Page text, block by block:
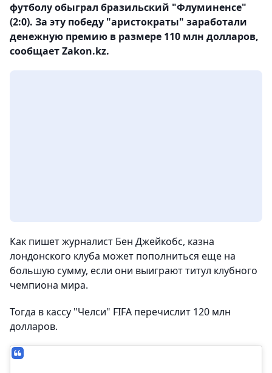
футболу обыграл бразильский "Флуминенсе"
(2:0). За эту победу "аристократы" заработали
денежную премию в размере 110 млн долларов,
сообщает Zakon.kz.
Как пишет журналист Бен Джейкобс, казна
лондонского клуба может пополниться еще на
большую сумму, если они выиграют титул клубного
чемпиона мира.
Тогда в кассу "Челси" FIFA перечислит 120 млн
долларов.